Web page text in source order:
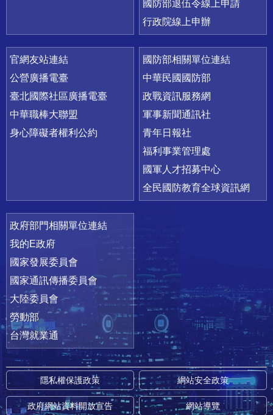
國防部退伍令線上申請
行政院線上申辦
官網友站連結
公營廣播電臺
臺北國際社區廣播電臺
中華職棒大聯盟
身心障礙者權利公約
國防部相關單位連結
中華民國國防部
政戰資訊服務網
軍事新聞通訊社
青年日報社
福利事業管理處
國軍人才招募中心
全民國防教育全球資訊網
政府部門相關單位連結
我的E政府
國家發展委員會
國家通訊傳播委員會
大陸委員會
勞動部
台灣就業通
隱私權保護政策 網站安全政策
政府網站資料開放宣告 網站導覽